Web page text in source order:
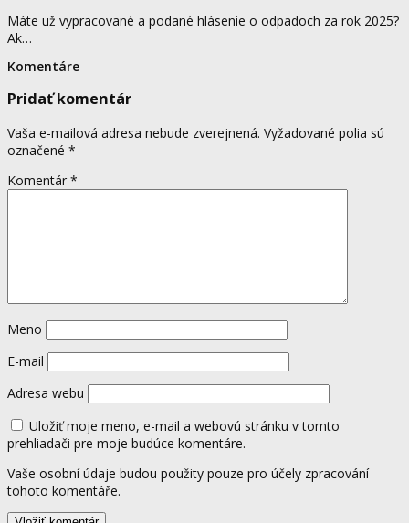
Máte už vypracované a podané hlásenie o odpadoch za rok 2025?
Ak…
Komentáre
Pridať komentár
Vaša e-mailová adresa nebude zverejnená. Vyžadované polia sú
označené *
Komentár *
Meno
E-mail
Adresa webu
Uložiť moje meno, e-mail a webovú stránku v tomto
prehliadači pre moje budúce komentáre.
Vaše osobní údaje budou použity pouze pro účely zpracování
tohoto komentáře.